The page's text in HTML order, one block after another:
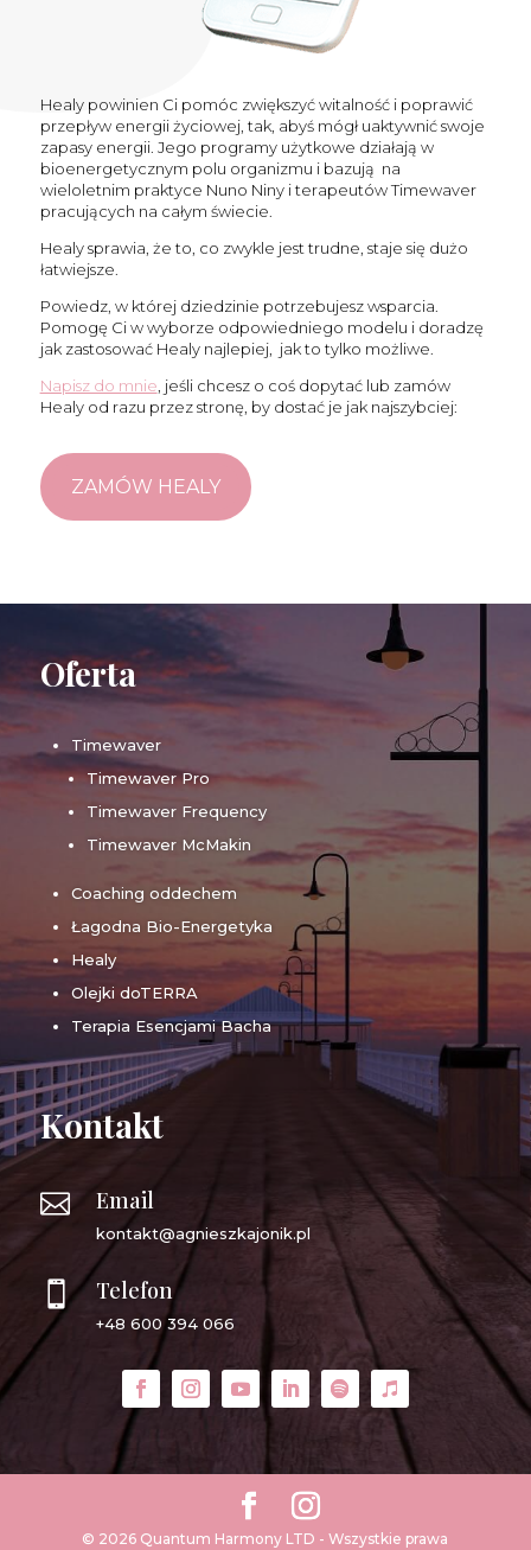
Healy powinien Ci pomóc zwiększyć witalność i poprawić
przepływ energii życiowej, tak, abyś mógł uaktywnić swoje
zapasy energii. Jego programy użytkowe działają w
bioenergetycznym polu organizmu i bazują na
wieloletnim praktyce Nuno Niny i terapeutów Timewaver
pracujących na całym świecie.
Healy sprawia, że to, co zwykle jest trudne, staje się dużo
łatwiejsze.
Powiedz, w której dziedzinie potrzebujesz wsparcia.
Pomogę Ci w wyborze odpowiedniego modelu i doradzę
jak zastosować Healy najlepiej, jak to tylko możliwe.
Napisz do mnie , jeśli chcesz o coś dopytać lub zamów
Healy od razu przez stronę, by dostać je jak najszybciej:
ZAMÓW HEALY
Oferta
Timewaver
Timewaver Pro
Timewaver Frequency
Timewaver McMakin
Coaching oddechem
Łagodna Bio-Energetyka
Healy
Olejki doTERRA
Terapia Esencjami Bacha
Kontakt
 Email
kontakt@agnieszkajonik.pl
 Telefon
+48 600 394 066
© 2026 Quantum Harmony LTD - Wszystkie prawa